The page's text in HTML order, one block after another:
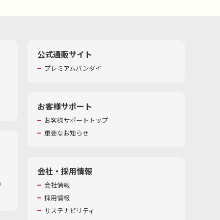
公式通販サイト
プレミアムバンダイ
お客様サポート
お客様サポートトップ
重要なお知らせ
会社・採用情報
会社情報
採用情報
サステナビリティ